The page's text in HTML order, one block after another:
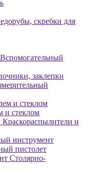
скребки для
Вспомогательный
заклепки
и стеклом
Краскораспылители и
инструмент
пистолет
Столярно-